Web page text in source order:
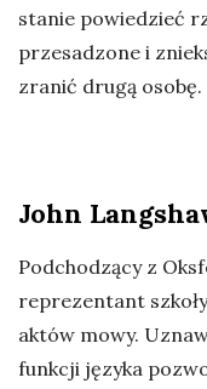
stanie powiedzieć
przesadzone i
zranić drugą osobę.
John
Podchodzący z
reprezentant
aktów mowy.
funkcji języka